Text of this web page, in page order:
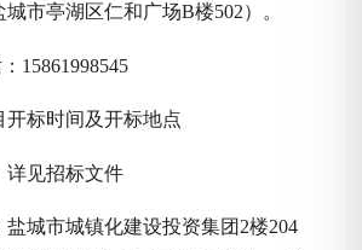
市亭湖区仁和广场B楼502）。
15861998545
开标时间及开标地点
详见招标文件
盐城市城镇化建设投资集团 2楼204